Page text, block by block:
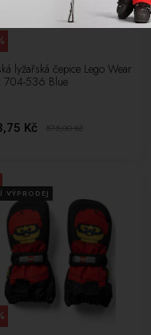
lyžařská čepice Lego Wear
704-536 Blue
Kč 575,00Kč
VÝPRODEJ